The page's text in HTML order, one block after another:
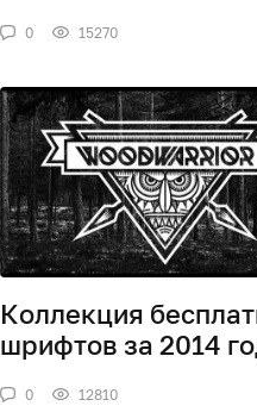
0 15270
Коллекция
шрифтов за 2014
0 12810